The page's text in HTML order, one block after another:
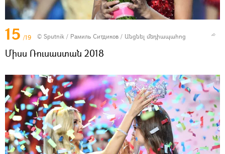
15 /19 © Sputnik / Рамиль Ситдиков / Անցնել մեդիապահոց
Միսս Ռուսաստան 2018